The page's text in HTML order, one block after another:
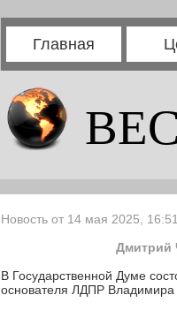
Главная
Новость от 14 мая 2025, 16:51
Дмитрий
В Государственной Думе
основателя ЛДПР Владимира